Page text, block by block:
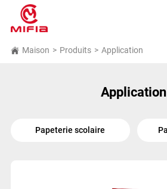
Maison > Produits > Application
Application
Papeterie scolaire